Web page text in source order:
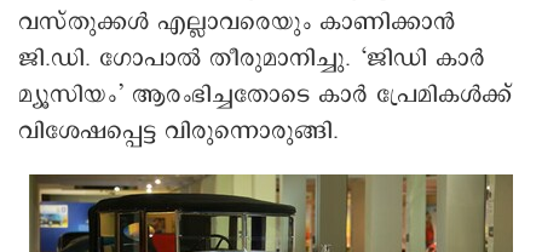
വസ്തുക്കൾ എല്ലാവരെയും കാണിക്കാൻ
ജി.ഡി. ഗോപാൽ തീരുമാനിച്ചു. ‘ജിഡി കാർ
മ്യൂസിയം’ ആരംഭിച്ചതോടെ കാർ പ്രേമികൾക്ക്
വിശേഷപ്പെട്ട വിരുന്നൊരുങ്ങി.